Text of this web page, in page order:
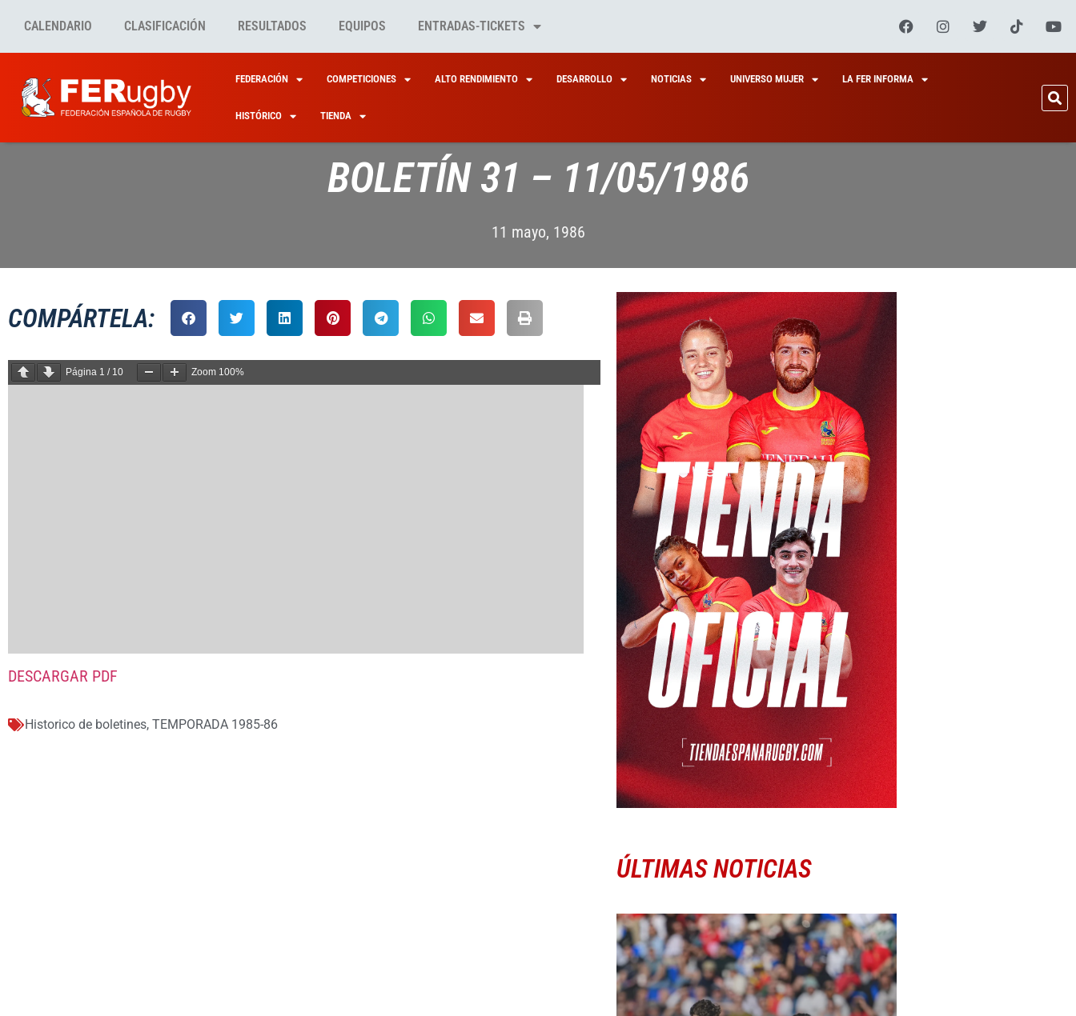
CALENDARIO CLASIFICACIÓN RESULTADOS EQUIPOS ENTRADAS-TICKETS
FEDERACIÓN COMPETICIONES ALTO RENDIMIENTO DESARROLLO NOTICIAS UNIVERSO MUJER LA FER INFORMA
HISTÓRICO TIENDA
BOLETÍN 31 – 11/05/1986
11 mayo, 1986
COMPÁRTELA:
Página 1 / 10 Zoom 100%
DESCARGAR PDF
Historico de boletines, TEMPORADA 1985-86
ÚLTIMAS NOTICIAS